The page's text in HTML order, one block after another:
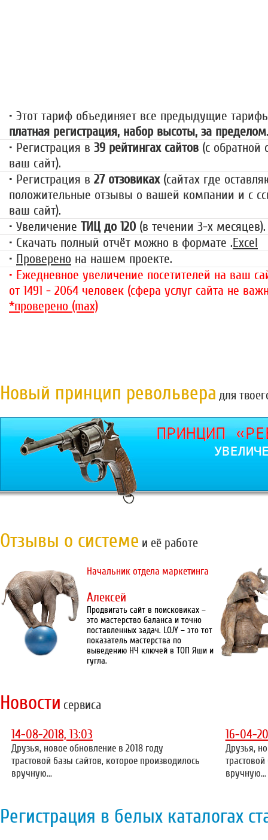
• Этот тариф объединяет все предыдущие
платная регистрация, набор высоты, за пределом.
• Регистрация в 39 рейтингах сайтов (с обратной
ваш сайт).
• Регистрация в 27 отзовиках(сайтах где
положительные отзывы о вашей компании и с
ваш сайт).
• Увеличение ТИЦ до 120 (в течении 3-х месяцев).
• Скачать полный отчёт можно в формате .Excel
• Проверено на нашем проекте.
• Ежедневное увеличение посетителей на ваш
от 1491 - 2064 человек (сфера услуг сайта не
*проверено (max)
Новый принцип револьвера для
Отзывы о системе и её работе
Начальник отдела маркетинга
Алексей
Продвигать сайт в поисковиках –
это мастерство баланса и точно
поставленных задач. LOJY – это тот
показатель мастерства по
выведению НЧ ключей в ТОП Яши и
гугла.
Новости сервиса
14-08-2018, 13:03
Друзья, новое обновление в 2018 году
трастовой базы сайтов, которое производилось
вручную...
16-04-
Друзья,
вручную...
Регистрация в белых каталогах